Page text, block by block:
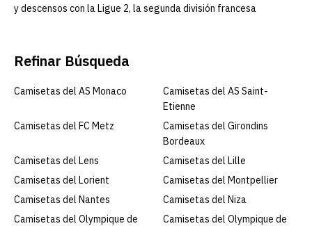
y descensos con la Ligue 2, la segunda división francesa
Refinar Búsqueda
Camisetas del AS Monaco
Camisetas del AS Saint-
Etienne
Camisetas del FC Metz
Camisetas del Girondins
Bordeaux
Camisetas del Lens
Camisetas del Lille
Camisetas del Lorient
Camisetas del Montpellier
Camisetas del Nantes
Camisetas del Niza
Camisetas del Olympique de
Camisetas del Olympique de